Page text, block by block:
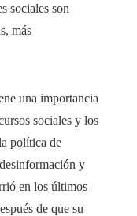
sociales son
más
una importancia
sociales y los
política de
y
en los últimos
de que su